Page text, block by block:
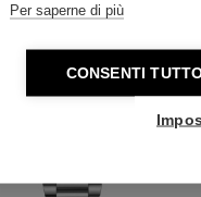
Per saperne di più
CONSENTI